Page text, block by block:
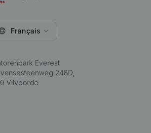
Français
Everest
248D,
Vilvoorde